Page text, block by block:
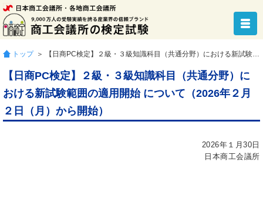
トップ ＞ 【日商PC検定】２級・３級知識科目（共通分野）における新試験範囲の適用開始 について（2026年２月２日（月）から開始）
【日商PC検定】２級・３級知識科目（共通分野）に
おける新試験範囲の適用開始 について（2026年２月
２日（月）から開始）
2026年１月30日
日本商工会議所